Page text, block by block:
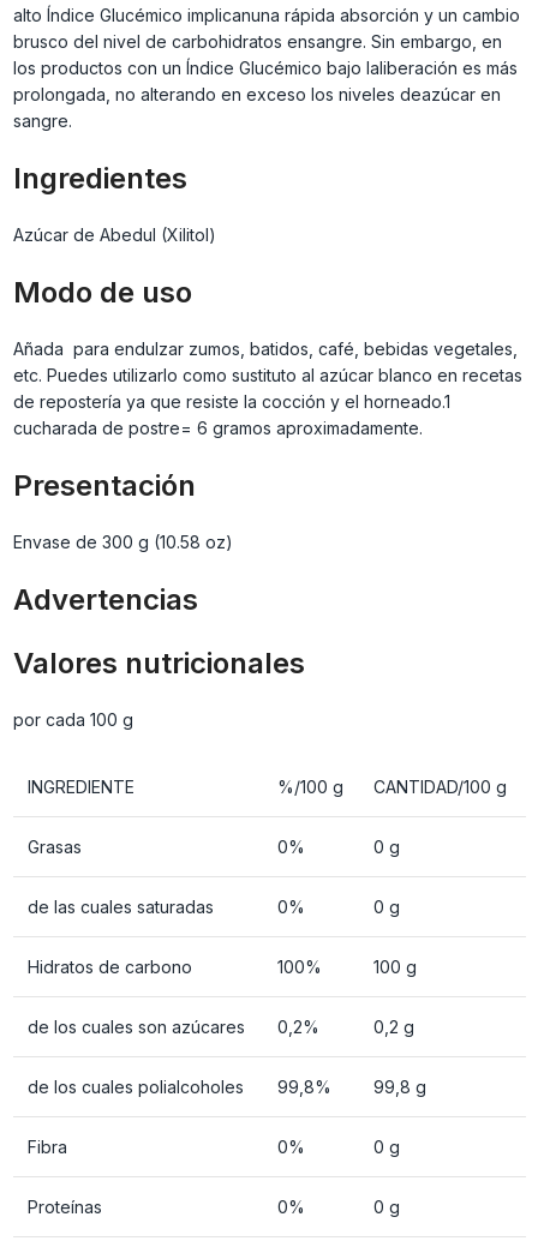
alto Índice Glucémico implicanuna rápida absorción y un cambio
brusco del nivel de carbohidratos ensangre. Sin embargo, en
los productos con un Índice Glucémico bajo laliberación es más
prolongada, no alterando en exceso los niveles deazúcar en
sangre.
Ingredientes
Azúcar de Abedul (Xilitol)
Modo de uso
Añada para endulzar zumos, batidos, café, bebidas vegetales,
etc. Puedes utilizarlo como sustituto al azúcar blanco en recetas
de repostería ya que resiste la cocción y el horneado.1
cucharada de postre= 6 gramos aproximadamente.
Presentación
Envase de 300 g (10.58 oz)
Advertencias
Valores nutricionales
por cada 100 g
INGREDIENTE %/100 g CANTIDAD/100 g
Grasas 0% 0 g
de las cuales saturadas 0% 0 g
Hidratos de carbono 100% 100 g
de los cuales son azúcares 0,2% 0,2 g
de los cuales polialcoholes 99,8% 99,8 g
Fibra 0% 0 g
Proteínas 0% 0 g